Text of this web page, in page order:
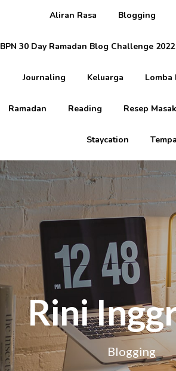
Aliran Rasa Blogging
BPN 30 Day Ramadan Blog Challenge 2022
Journaling Keluarga Lomba
Ramadan Reading Resep
Staycation
Rini
Blogging